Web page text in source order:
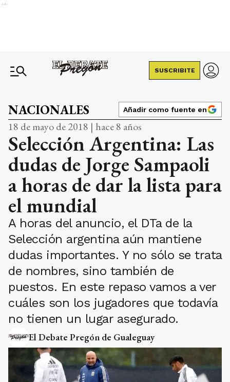
Ads
SUSCRIBITE
NACIONALES Añadir como fuente en
18 de mayo de 2018 | hace 8 años
Selección Argentina: Las
dudas de Jorge Sampaoli
a horas de dar la lista para
el mundial
A horas del anuncio, el DTa de la
Selección argentina aún mantiene
dudas importantes. Y no sólo se trata
de nombres, sino también de
puestos. En este repaso vamos a ver
cuáles son los jugadores que todavía
no tienen un lugar asegurado.
El Debate Pregón de Gualeguay